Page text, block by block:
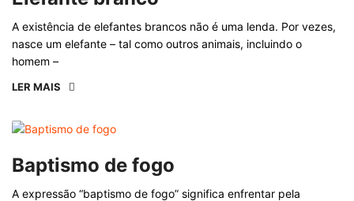
A existência de elefantes brancos não é uma lenda. Por vezes,
nasce um elefante – tal como outros animais, incluindo o
homem –
LER MAIS
Baptismo de fogo
A expressão “baptismo de fogo” significa enfrentar pela